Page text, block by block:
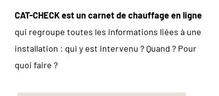
CAT-CHECK est un carnet de chauffage en ligne
qui regroupe toutes les informations liées à une
installation : qui y est intervenu ? Quand ? Pour
quoi faire ?